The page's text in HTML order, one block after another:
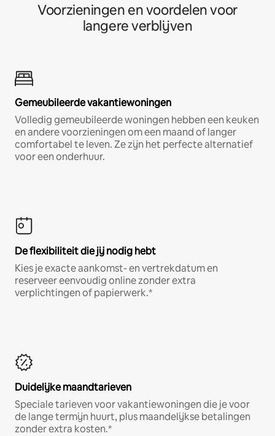
Voorzieningen en voordelen voor
langere verblijven
Gemeubileerde vakantiewoningen
Volledig gemeubileerde woningen hebben een keuken
en andere voorzieningen om een maand of langer
comfortabel te leven. Ze zijn het perfecte alternatief
voor een onderhuur.
De flexibiliteit die jij nodig hebt
Kies je exacte aankomst- en vertrekdatum en
reserveer eenvoudig online zonder extra
verplichtingen of papierwerk.*
Duidelijke maandtarieven
Speciale tarieven voor vakantiewoningen die je voor
de lange termijn huurt, plus maandelijkse betalingen
zonder extra kosten.*